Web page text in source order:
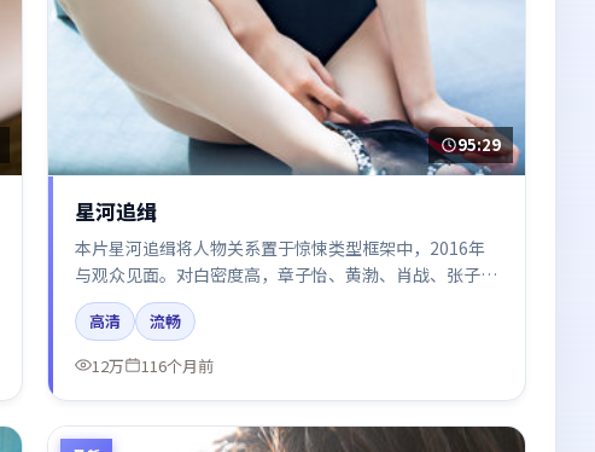
95:29
星河追缉
本片星河追缉将人物关系置于惊悚类型框架中，2016年
与观众见面。对白密度高，章子怡、黄渤、肖战、张子
枫、杨幂的台词节奏值得关注；整体气质偏英国都市与冷
色调摄影。
高清
流畅
12万
116个月前